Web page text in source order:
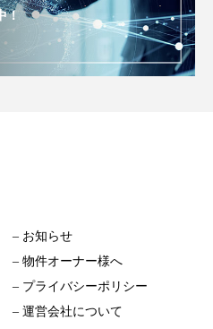
！
– お知らせ
– 物件オーナー様へ
– プライバシーポリシー
– 運営会社について